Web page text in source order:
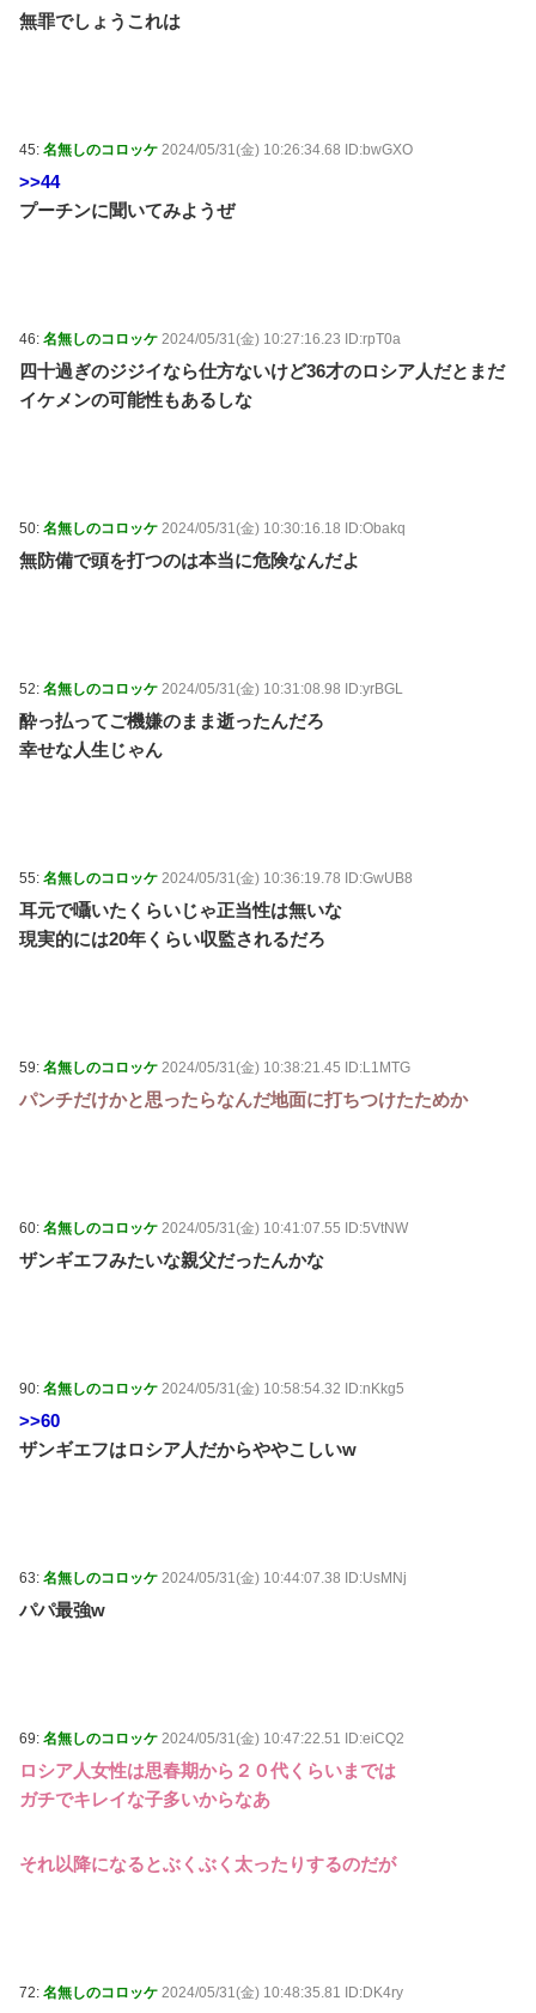
無罪でしょうこれは
45: 名無しのコロッケ 2024/05/31(金) 10:26:34.68 ID:bwGXO
>>44
プーチンに聞いてみようぜ
46: 名無しのコロッケ 2024/05/31(金) 10:27:16.23 ID:rpT0a
四十過ぎのジジイなら仕方ないけど36才のロシア人だとまだ
イケメンの可能性もあるしな
50: 名無しのコロッケ 2024/05/31(金) 10:30:16.18 ID:Obakq
無防備で頭を打つのは本当に危険なんだよ
52: 名無しのコロッケ 2024/05/31(金) 10:31:08.98 ID:yrBGL
酔っ払ってご機嫌のまま逝ったんだろ
幸せな人生じゃん
55: 名無しのコロッケ 2024/05/31(金) 10:36:19.78 ID:GwUB8
耳元で囁いたくらいじゃ正当性は無いな
現実的には20年くらい収監されるだろ
59: 名無しのコロッケ 2024/05/31(金) 10:38:21.45 ID:L1MTG
パンチだけかと思ったらなんだ地面に打ちつけたためか
60: 名無しのコロッケ 2024/05/31(金) 10:41:07.55 ID:5VtNW
ザンギエフみたいな親父だったんかな
90: 名無しのコロッケ 2024/05/31(金) 10:58:54.32 ID:nKkg5
>>60
ザンギエフはロシア人だからややこしいw
63: 名無しのコロッケ 2024/05/31(金) 10:44:07.38 ID:UsMNj
パパ最強w
69: 名無しのコロッケ 2024/05/31(金) 10:47:22.51 ID:eiCQ2
ロシア人女性は思春期から２０代くらいまでは
ガチでキレイな子多いからなあ
それ以降になるとぶくぶく太ったりするのだが
72: 名無しのコロッケ 2024/05/31(金) 10:48:35.81 ID:DK4ry